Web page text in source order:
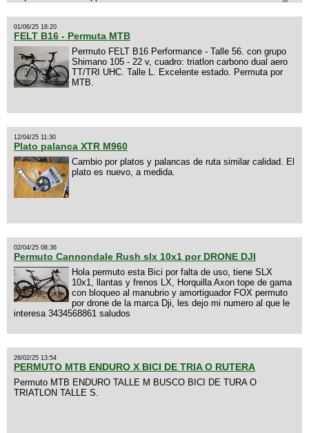
01/06/25 18:20
FELT B16 - Permuta MTB
Permuto FELT B16 Performance - Talle 56. con grupo
Shimano 105 - 22 v, cuadro: triatlon carbono dual aero
TT/TRI UHC. Talle L. Excelente estado. Permuta por
MTB.
12/04/25 11:30
Plato palanca XTR M960
Cambio por platos y palancas de ruta similar calidad. El
plato es nuevo, a medida.
02/04/25 08:36
Permuto Cannondale Rush slx 10x1 por DRONE DJI
Hola permuto esta Bici por falta de uso, tiene SLX
10x1, llantas y frenos LX, Horquilla Axon tope de gama
con bloqueo al manubrio y amortiguador FOX permuto
por drone de la marca Dji, les dejo mi numero al que le
interesa 3434568861 saludos
26/02/25 13:54
PERMUTO MTB ENDURO X BICI DE TRIA O RUTERA
Permuto MTB ENDURO TALLE M BUSCO BICI DE TURA O
TRIATLON TALLE S.